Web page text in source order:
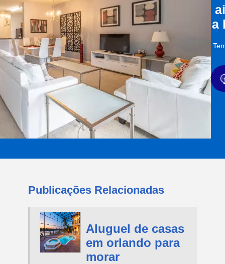
a
Publicações Relacionadas
Aluguel de casas
em orlando para
morar